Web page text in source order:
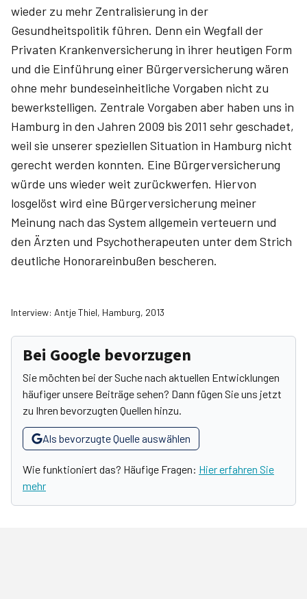
wieder zu mehr Zentralisierung in der
Gesundheitspolitik führen. Denn ein Wegfall der
Privaten Krankenversicherung in ihrer heutigen Form
und die Einführung einer Bürgerversicherung wären
ohne mehr bundeseinheitliche Vorgaben nicht zu
bewerkstelligen. Zentrale Vorgaben aber haben uns in
Hamburg in den Jahren 2009 bis 2011 sehr geschadet,
weil sie unserer speziellen Situation in Hamburg nicht
gerecht werden konnten. Eine Bürgerversicherung
würde uns wieder weit zurückwerfen. Hiervon
losgelöst wird eine Bürgerversicherung meiner
Meinung nach das System allgemein verteuern und
den Ärzten und Psychotherapeuten unter dem Strich
deutliche Honorareinbußen bescheren.
Interview: Antje Thiel, Hamburg, 2013
Bei Google bevorzugen
Sie möchten bei der Suche nach aktuellen Entwicklungen
häufiger unsere Beiträge sehen? Dann fügen Sie uns jetzt
zu Ihren bevorzugten Quellen hinzu.
Als bevorzugte Quelle auswählen
Wie funktioniert das? Häufige Fragen: Hier erfahren Sie
mehr